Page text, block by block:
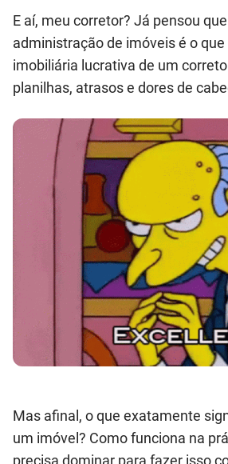
E aí, meu corretor? Já pensou
administração de imóveis é o
imobiliária lucrativa de um
planilhas, atrasos e dores de
Mas afinal, o que exatamente
um imóvel? Como funciona na
precisa dominar para fazer isso